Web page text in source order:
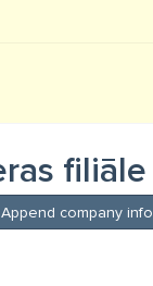
filiāle
Append company info